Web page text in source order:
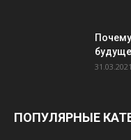
31.03.2021
ПОПУЛЯРНЫЕ